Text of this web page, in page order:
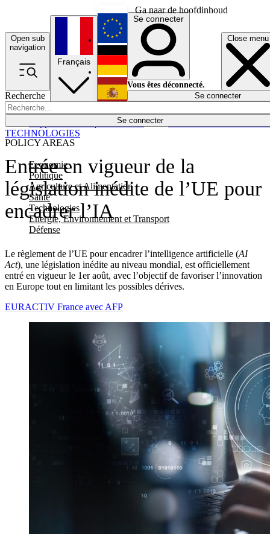
Ga naar de hoofdinhoud
Open sub
navigation
Close menu
Recherche
Se connecter
POLICY AREAS
Economie
Politique
Agriculture et Alimentation
Santé
Technologies
Energie, Environnement et Transport
Défense
Économie
Français
English
Deutsch
Español
Se connecter
Vous êtes déconnecté.
Se connecter
Entrée en vigueur de la
législation inédite de l’UE pour
encadrer l’IA
Le règlement de l’UE pour encadrer l’intelligence artificielle (AI
Act), une législation inédite au niveau mondial, est officiellement
entré en vigueur le 1er août, avec l’objectif de favoriser l’innovation
en Europe tout en limitant les possibles dérives.
TECHNOLOGIES
EURACTIV France avec AFP